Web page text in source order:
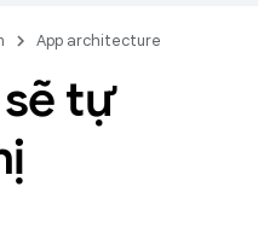
App architecture
tự